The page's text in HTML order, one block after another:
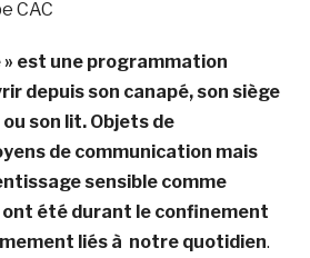
CAC
» est une programmation
depuis son canapé, son siège
ou son lit. Objets de
de communication mais
sensible comme
été durant le confinement
liés à notre quotidien.